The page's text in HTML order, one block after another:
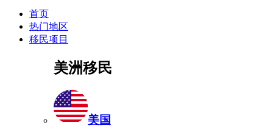
首页
热门地区
移民项目
美洲移民
美国